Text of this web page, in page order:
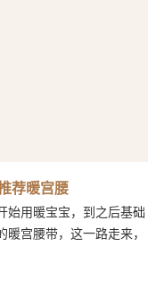
荐暖宫腰
暖宝宝，到之后基础
宫腰带，这一路走来，